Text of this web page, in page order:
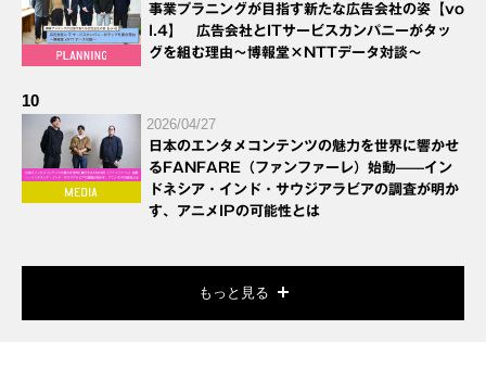
事業プラニングが目指す新たな広告会社の姿【vo
l.4】 広告会社とITサービスカンパニーがタッ
グを組む理由～博報堂×NTTデータ対談～
10
2026/04/27
日本のエンタメコンテンツの魅力を世界に響かせ
るFANFARE（ファンファーレ）始動——イン
ドネシア・インド・サウジアラビアの調査が明か
す、アニメIPの可能性とは
もっと見る